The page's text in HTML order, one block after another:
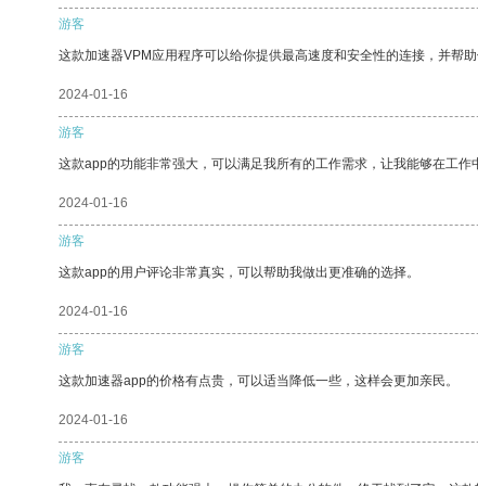
游客
这款加速器VPM应用程序可以给你提供最高速度和安全性的连接，并帮助
2024-01-16
游客
这款app的功能非常强大，可以满足我所有的工作需求，让我能够在工作
2024-01-16
游客
这款app的用户评论非常真实，可以帮助我做出更准确的选择。
2024-01-16
游客
这款加速器app的价格有点贵，可以适当降低一些，这样会更加亲民。
2024-01-16
游客